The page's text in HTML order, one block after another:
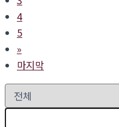
4
5
»
마지막